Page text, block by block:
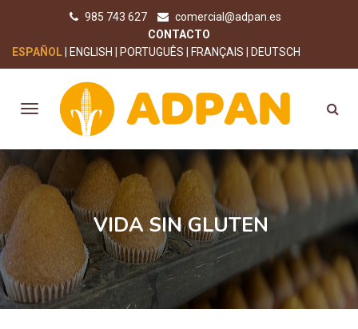
985 743 627
comercial@adpan.es
CONTACTO
ESPAÑOL
ENGLISH PORTUGUÊS FRANÇAIS DEUTSCH
VIDA SIN GLUTEN